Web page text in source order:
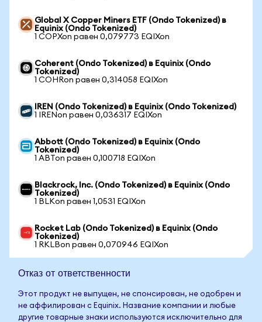
Global X Copper Miners ETF (Ondo Tokenized) в
Equinix (Ondo Tokenized)
1 COPXon равен 0,079773 EQIXon
Coherent (Ondo Tokenized) в Equinix (Ondo
Tokenized)
1 COHRon равен 0,314058 EQIXon
IREN (Ondo Tokenized) в Equinix (Ondo Tokenized)
1 IRENon равен 0,036317 EQIXon
Abbott (Ondo Tokenized) в Equinix (Ondo
Tokenized)
1 ABTon равен 0,100718 EQIXon
Blackrock, Inc. (Ondo Tokenized) в Equinix (Ondo
Tokenized)
1 BLKon равен 1,0531 EQIXon
Rocket Lab (Ondo Tokenized) в Equinix (Ondo
Tokenized)
1 RKLBon равен 0,070946 EQIXon
Отказ от ответственности
Этот продукт не выпущен, не спонсирован, не одобрен и
не аффилирован с Equinix. Название компании и любые
другие товарные знаки используются исключительно для